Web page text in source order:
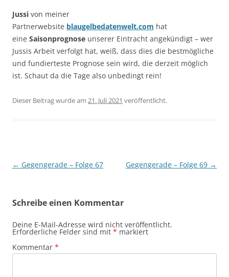
Jussi von meiner
Partnerwebsite blaugelbedatenwelt.com hat
eine Saisonprognose unserer Eintracht angekündigt – wer
Jussis Arbeit verfolgt hat, weiß, dass dies die bestmögliche
und fundierteste Prognose sein wird, die derzeit möglich
ist. Schaut da die Tage also unbedingt rein!
Dieser Beitrag wurde am 21. Juli 2021 veröffentlicht.
Beitragsnavigation
← Gegengerade – Folge 67 Gegengerade – Folge 69 →
Schreibe einen Kommentar
Deine E-Mail-Adresse wird nicht veröffentlicht.
Erforderliche Felder sind mit * markiert
Kommentar *